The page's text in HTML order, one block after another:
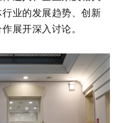
业的发展趋势、创新
展开深入讨论。